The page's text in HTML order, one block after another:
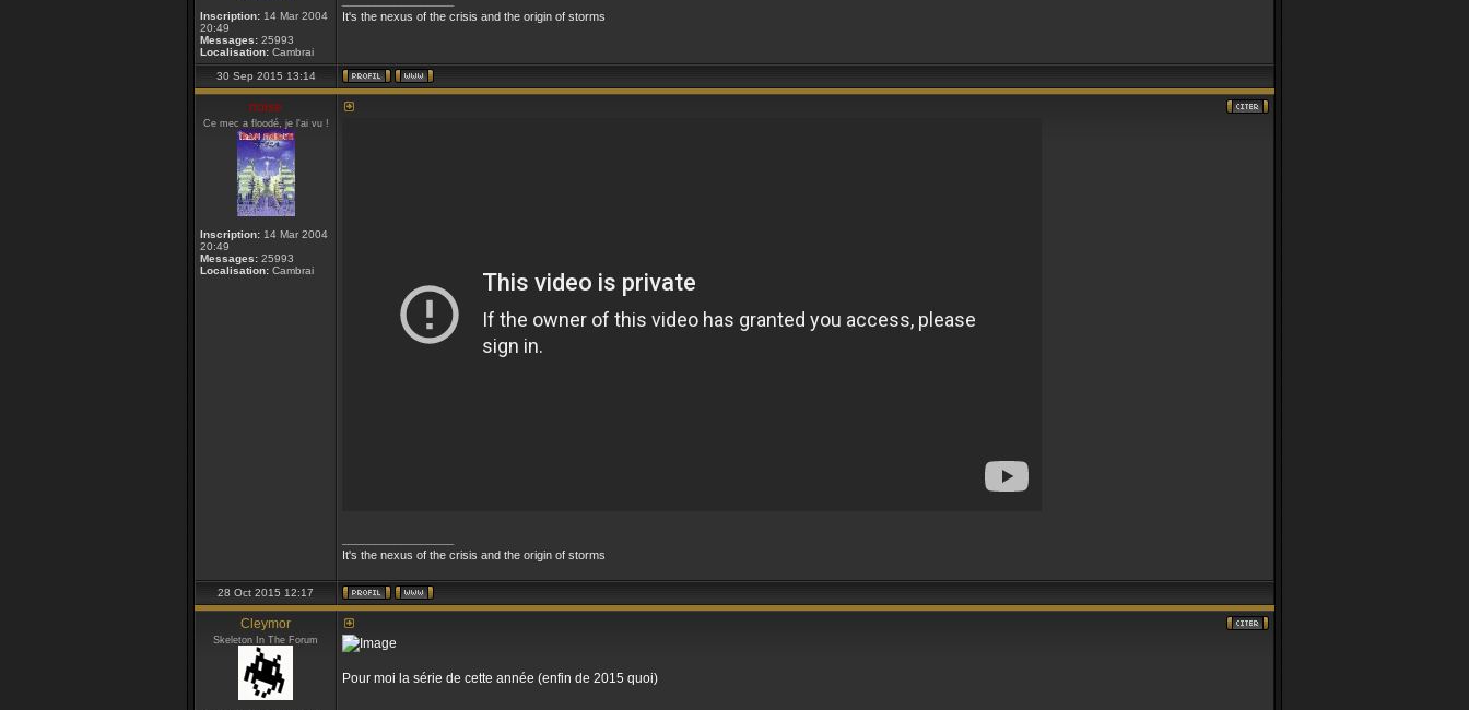
Inscription: 14 Mar 2004
20:49
Messages: 25993
Localisation: Cambrai
It's the nexus of the crisis and the origin of storms
30 Sep 2015 13:14
noise
Ce mec a floodé, je l'ai vu !
Inscription: 14 Mar 2004
20:49
Messages: 25993
Localisation: Cambrai
It's the nexus of the crisis and the origin of storms
28 Oct 2015 12:17
Cleymor
Skeleton In The Forum
Pour moi la série de cette année (enfin de 2015 quoi)